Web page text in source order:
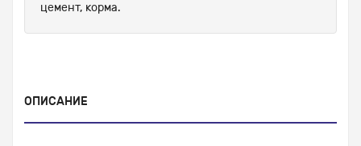
цемент, корма.
ОПИСАНИЕ